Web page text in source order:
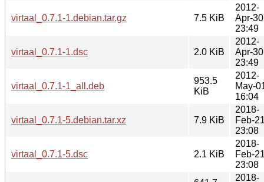
virtaal_0.7.1-1.debian.tar.gz 7.5 KiB
2012-
Apr-30
23:49
virtaal_0.7.1-1.dsc 2.0 KiB
2012-
Apr-30
23:49
virtaal_0.7.1-1_all.deb
953.5
KiB
2012-
May-
16:04
virtaal_0.7.1-5.debian.tar.xz 7.9 KiB
2018-
Feb-
23:08
virtaal_0.7.1-5.dsc 2.1 KiB
2018-
Feb-
23:08
2018-